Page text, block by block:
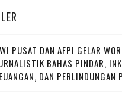
PUSAT DAN AFPI GELAR
BAHAS PINDAR,
DAN PERLINDUNGAN